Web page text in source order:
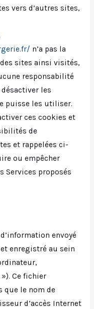
vers d’autres sites,
n’a pas la
sites ainsi visités,
responsabilité
les
puisse les utiliser.
ces cookies et
de
et rappelées ci-
ou empêcher
Services proposés
envoyé
enregistré au sein
Ce fichier
que le nom de
d’accès Internet